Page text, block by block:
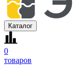
Каталог
0
товаров